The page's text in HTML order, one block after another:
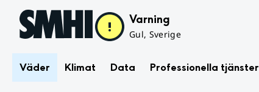
Hoppa till sidans innehåll Varning
Gul, Sverige
Väder Klimat Data Professionella tjänster